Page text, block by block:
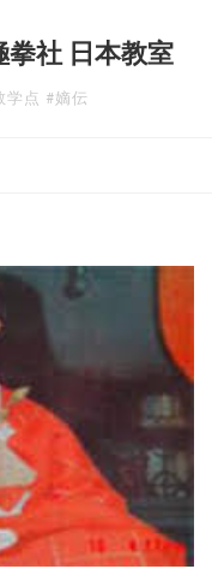
拳社 日本教室
学点 #嫡伝